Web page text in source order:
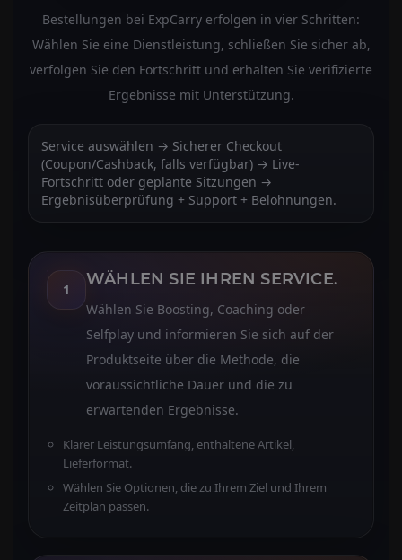
Bestellungen bei ExpCarry erfolgen in vier Schritten:
Wählen Sie eine Dienstleistung, schließen Sie sicher ab,
verfolgen Sie den Fortschritt und erhalten Sie verifizierte
Ergebnisse mit Unterstützung.
Service auswählen → Sicherer Checkout
(Coupon/Cashback, falls verfügbar) → Live-
Fortschritt oder geplante Sitzungen →
Ergebnisüberprüfung + Support + Belohnungen.
1
WÄHLEN SIE IHREN SERVICE.
Wählen Sie Boosting, Coaching oder
Selfplay und informieren Sie sich auf der
Produktseite über die Methode, die
voraussichtliche Dauer und die zu
erwartenden Ergebnisse.
Klarer Leistungsumfang, enthaltene Artikel,
Lieferformat.
Wählen Sie Optionen, die zu Ihrem Ziel und Ihrem
Zeitplan passen.